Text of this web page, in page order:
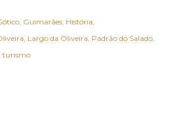
Guimarães História
Largo da Oliveira Padrão do Salado
turismo